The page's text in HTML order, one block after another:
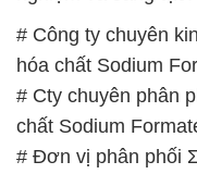
# Công ty chuyên
hóa chất Sodium
# Cty chuyên phân
chất Sodium
# Đơn vị phân phối